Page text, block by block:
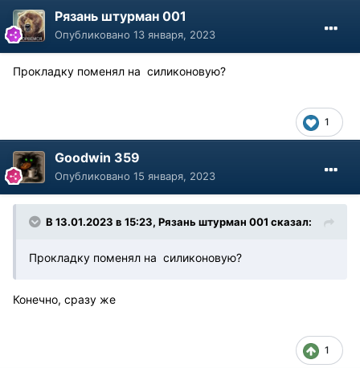
Рязань штурман 001
Опубликовано 13 января, 2023
Прокладку поменял на силиконовую?
1
Goodwin 359
Опубликовано 15 января, 2023
В 13.01.2023 в 15:23, Рязань штурман 001 сказал:
Прокладку поменял на силиконовую?
Конечно, сразу же
1